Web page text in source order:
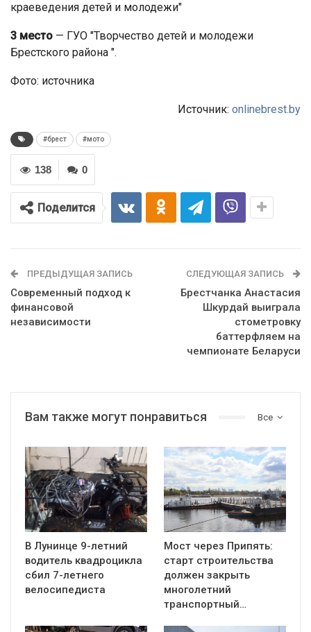
краеведения детей и молодежи"
3 место — ГУО "Творчество детей и молодежи
Брестского района ".
Фото: источника
Источник: onlinebrest.by
#брест #мото
0
138
Поделится
ПРЕДЫДУЩАЯ ЗАПИСЬ
Современный подход к
финансовой
независимости
СЛЕДУЮЩАЯ ЗАПИСЬ
Брестчанка Анастасия
Шкурдай выиграла
стометровку
баттерфляем на
чемпионате Беларуси
Все
Вам также могут понравиться
В Лунинце 9-летний
водитель квадроцикла
сбил 7-летнего
велосипедиста
Мост через Припять:
старт строительства
должен закрыть
многолетний
транспортный…